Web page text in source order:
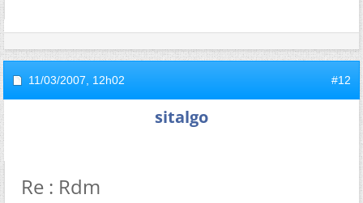
11/03/2007, 12h02 #12
sitalgo
Re : Rdm